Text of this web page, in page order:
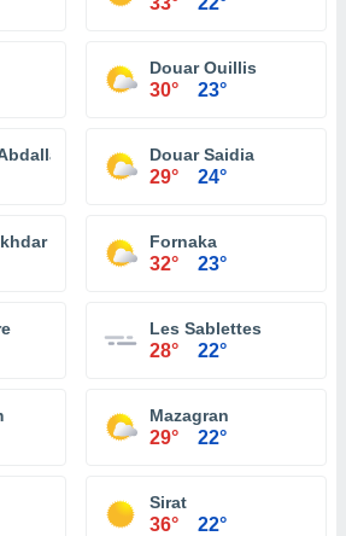
Douar Ouillis
30° 23°
Douar Saidia
29° 24°
Fornaka
32° 23°
Les Sablettes
28° 22°
Mazagran
29° 22°
Sirat
36° 22°